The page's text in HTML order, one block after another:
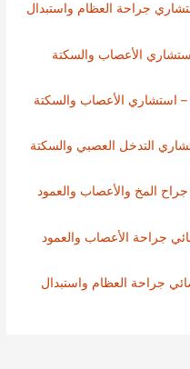
جراحة العظام واستبدال
الأعصاب والسكتة
استشاري الأعصاب والسكتة
التدخل العصبي والسكتة
المخ والأعصاب والعمود
جراحة الأعصاب والعمود
جراحة العظام واستبدال